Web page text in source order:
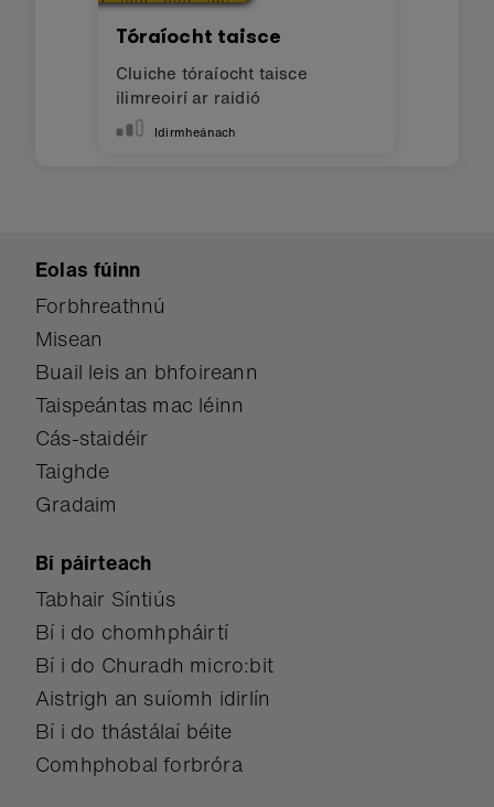
Tóraíocht taisce
Cluiche tóraíocht taisce
ilimreoirí ar raidió
Idirmheánach
Eolas fúinn
Forbhreathnú
Misean
Buail leis an bhfoireann
Taispeántas mac léinn
Cás-staidéir
Taighde
Gradaim
Bí páirteach
Tabhair Síntiús
Bí i do chomhpháirtí
Bí i do Churadh micro:bit
Aistrigh an suíomh idirlín
Bí i do thástálaí béite
Comhphobal forbróra